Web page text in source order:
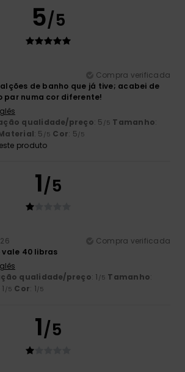
5/5
Compra verificada
de banho que já tive; acabei de
par numa cor diferente!
qualidade/preço: 5 /5 Tamanho:
: 5 /5 Cor: 5/5
produto
1/5
Compra verificada
vale 40 libras
qualidade/preço: 1 /5 Tamanho:
/5 Cor: 1/5
1/5